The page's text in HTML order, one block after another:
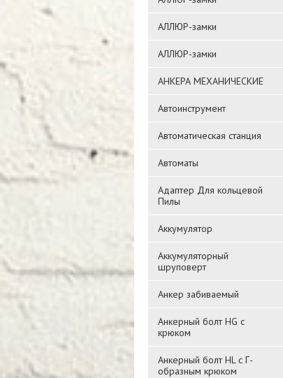
АЛЛЮР-замки
АЛЛЮР-замки
АНКЕРА МЕХАНИЧЕСКИЕ
Автоинструмент
Автоматическая станция
Автоматы
Адаптер Для кольцевой
Пилы
Аккумулятор
Аккумуляторный
шруповерт
Анкер забиваемый
Анкерный болт HG с
крюком
Анкерный болт HL с Г-
образным крюком